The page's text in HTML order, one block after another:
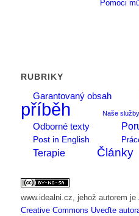
Pomoci
RUBRIKY
Garantovaný obsah
příběh
Naše služby
Odborné texty
Post in English
Terapie Články
www.idealni.cz , jehož autorem je
Creative Commons Uveďte